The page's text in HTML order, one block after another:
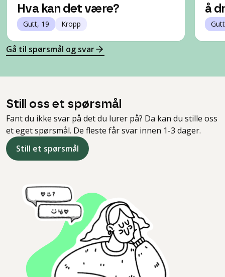
Hva kan det være?
Gutt, 19 Kropp
å
Gå til spørsmål og svar
Still oss et spørsmål
Fant du ikke svar på det du lurer på? Da kan du stille oss
et eget spørsmål. De fleste får svar innen 1-3 dager.
Still et spørsmål